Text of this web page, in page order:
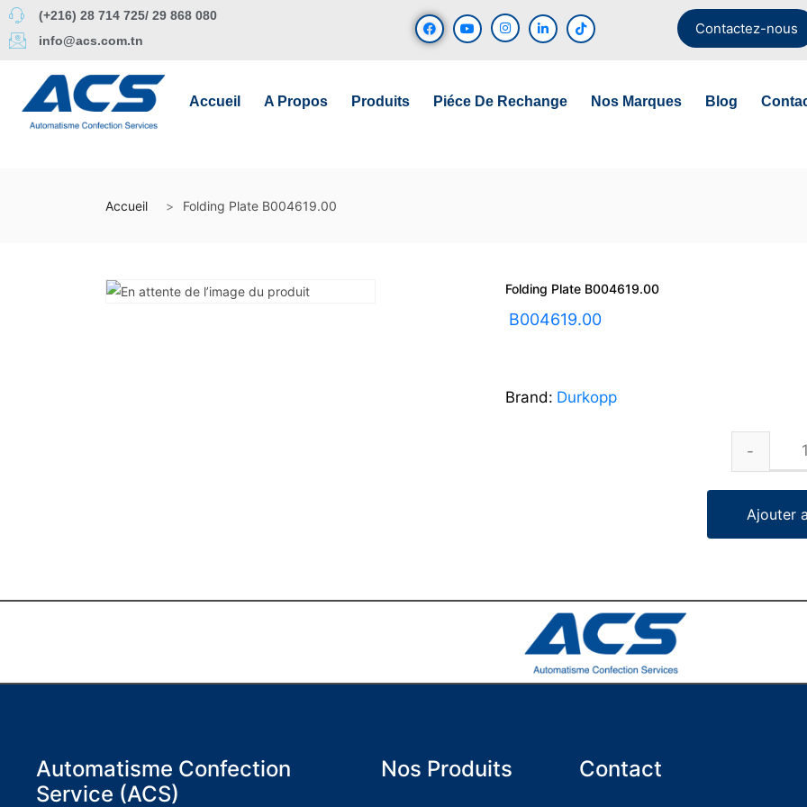
(+216) 28 714 725/ 29 868 080
info@acs.com.tn
Contactez-nous
Accueil A Propos Produits Piéce De Rechange Nos Marques Blog
Accueil Folding Plate B004619.00
Folding Plate B004619.00
B004619.00
Brand: Durkopp
Ajouter
Automatisme Confection
Service (ACS)
Nos Produits Contact